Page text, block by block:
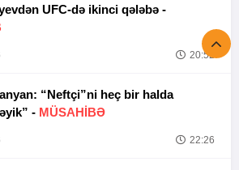
Tofiq Musayevdən UFC-də ikinci qələbə -
20:52
“Neftçi”ni heç bir halda
- MÜSAHİBƏ
22:26